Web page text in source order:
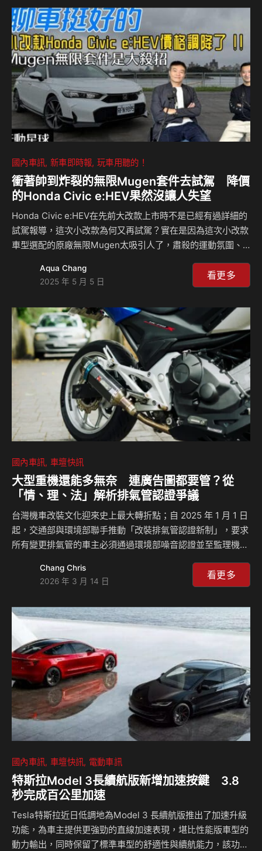
國內車訊 新車即時報 玩車用聽的！
衝著帥到炸裂的無限Mugen套件去試駕 降價
的Honda Civic e:HEV果然沒讓人失望
Honda Civic e:HEV在先前大改款上市時不是已經有過詳細的
試駕報導，這次小改款為何又再試駕？實在是因為這次小改款
車型選配的原廠無限Mugen太吸引人了，肅殺的運動氛圍、
我們就衝著Mugen套件去的，親身感受一下它那帥炸的氣
場！既然是試駕，我們除了說明此次小改款的改變之處外，並
控資優生的Civic，當然，它調降12萬、成為127.9萬元的售價
也讓它變得較親民了，一起來感受吧！ 特別感謝：Honda
Cars北士科展示中心地址：112台北市北投區福國路201號電
話號碼：…
Aqua Chang
2025 年 5 月 5 日
看更多
國內車訊 車壇快訊
大型重機還能多無奈 連廣告圖都要管？從
「情、理、法」解析排氣管認證爭議
台灣機車改裝文化迎來史上最大轉折點；自 2025 年 1 月 1 日
起，交通部與環境部聯手推動「改裝排氣管認證新制」，要求
所有變更排氣管的車主必須通過環境部噪音認證並至監理機關
條件」的通過車輛檢驗與取得合法性。 然而，正當我們以為
歷經那麼多年的爭議，官方單位終於有心要做改變時，近日筆
消息：某官方單位竟然要求台灣大型重機進口商，修改官網與
型錄照片，確保所有官網、粉專、型錄上大型重機的「宣傳
圖」，排氣管的造型、樣式必需與「送驗車輛」外觀完全一
致，否則不得上架與宣傳？！ 為此，筆者也特別重新搜…
Chang Chris
2026 年 3 月 14 日
看更多
國內車訊 車壇快訊 電動車訊
特斯拉Model 3長續航版新增加速按鍵 3.8
秒完成百公里加速
Tesla特斯拉近日低調地為Model 3 長續航版推出了加速升級
功能，為車主提供更強勁的直線加速表現，堪比性能版車型的
動力輸出，同時保留了標準車型的舒適性與續航能力，該功能